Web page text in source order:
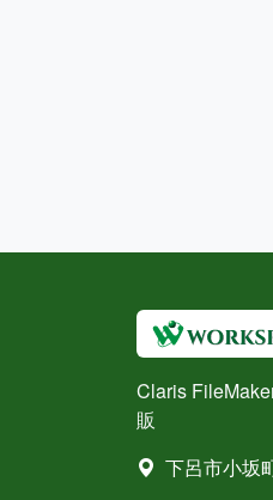
Claris
販
下呂市小坂